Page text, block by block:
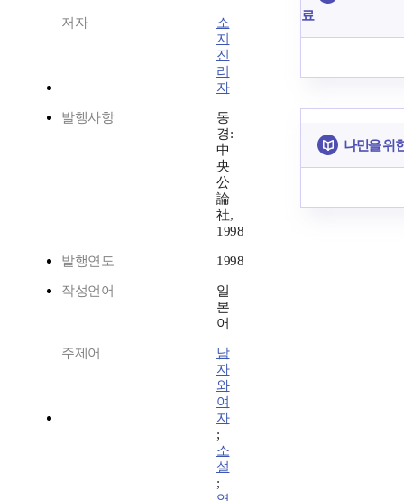
저자
소
지
진
리
자
발행사항
동
경:
中
央
公
論
社,
1998
발행연도 1998
작성언어
일
본
어
주제어
남
자
와
여
자
;
소
설
;
료
나만을 위